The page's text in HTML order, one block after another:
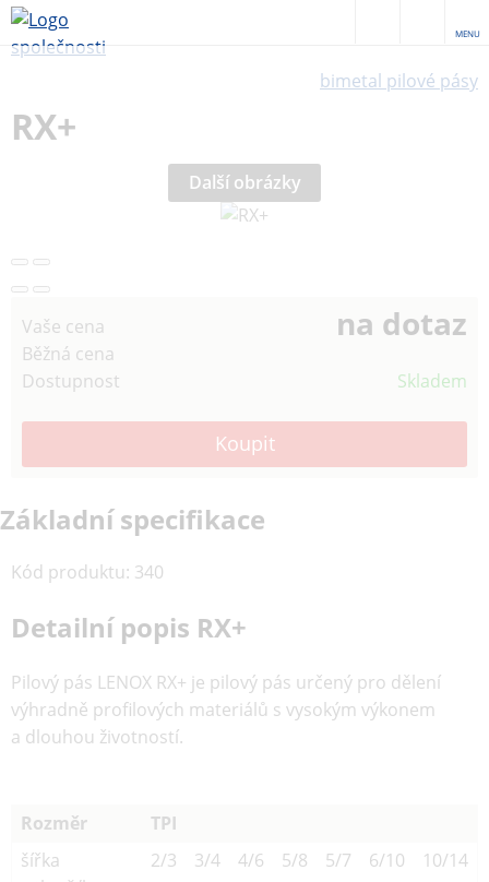
MENU
bimetal pilové pásy
RX+
Další obrázky
Vaše cena na dotaz
Běžná cena
Dostupnost
Skladem
Základní specifikace
Kód produktu: 340
Detailní popis RX+
Pilový pás LENOX RX+ je pilový pás určený pro dělení
výhradně profilových materiálů s vysokým výkonem
a dlouhou životností.
Rozměr
TPI
šířka
2/3 3/4 4/6 5/8 5/7 6/10 10/14